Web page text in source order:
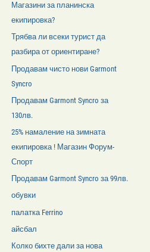
Магазини за планинска
екипировка?
Трябва ли всеки турист да
разбира от ориентиране?
Продавам чисто нови Garmont
Syncro
Продавам Garmont Syncro за
130лв.
25% намаление на зимната
екипировка ! Магазин Форум-
Спорт
Продавам Garmont Syncro за 99лв.
обувки
палатка Ferrino
айсбал
Колко бихте дали за нова